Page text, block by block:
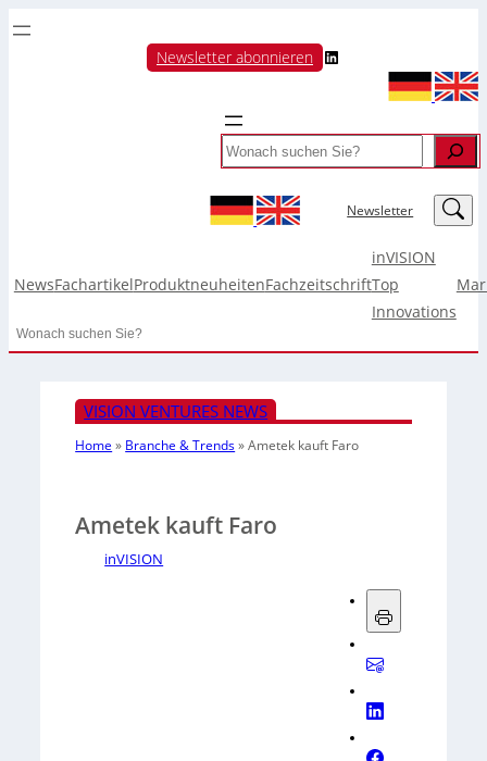
Newsletter abonnieren LinkedIn
Search
Newsletter LinkedIn
NewsFachartikelProduktneuheitenFachzeitschrift
inVISION
Top
Innovations
Search
VISION VENTURES NEWS
Home » Branche & Trends»Ametek kauft Faro
Ametek kauft Faro
inVISION